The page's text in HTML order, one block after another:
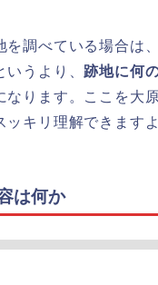
を調べている場合は
うより、 跡地に何
なります。ここを大
キリ理解できますよ
は何か